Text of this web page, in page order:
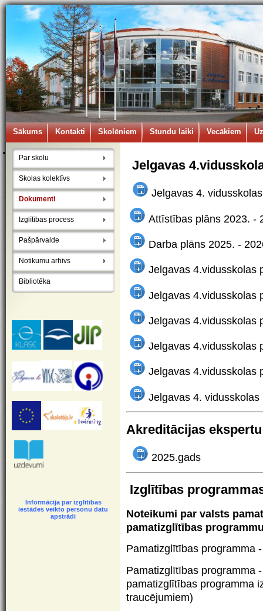
Sākums Kontakti Skolēniem Stundu laiki Vecākiem
Par skolu
Skolas kolektīvs
Dokumenti
Izglītības process
Pašpārvalde
Notikumu arhīvs
Bibliotēka
Informācija par izglītības
iestādes veikto personu datu
apstrādi
Jelgavas
Jelgavas 4.
Attīstības plāns 2023. -
Darba plāns 2025. -
Jelgavas 4.vidusskolas
Jelgavas 4.vidusskolas
Jelgavas 4.vidusskolas
Jelgavas 4.vidusskolas
Jelgavas 4.vidusskolas
Jelgavas 4.
Akreditācijas
2025.gads
Izglītības
Noteikumi par valsts
pamatizglītības
Pamatizglītības programma
Pamatizglītības programma
pamatizglītības programma
traucējumiem)